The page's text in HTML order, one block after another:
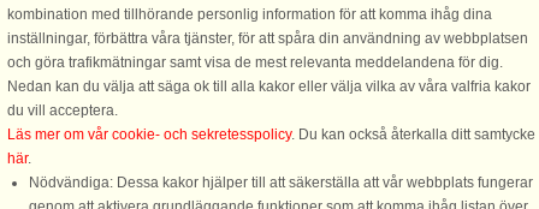
Innan semestern
kombination med tillhörande personlig information för att komma ihåg dina
inställningar, förbättra våra tjänster, för att spåra din användning av webbplatsen
och göra trafikmätningar samt visa de mest relevanta meddelandena för dig.
Nedan kan du välja att säga ok till alla kakor eller välja vilka av våra valfria kakor
du vill acceptera.
Läs mer om vår cookie- och sekretesspolicy. Du kan också återkalla ditt samtycke
här.
Nödvändiga: Dessa kakor hjälper till att säkerställa att vår webbplats fungerar